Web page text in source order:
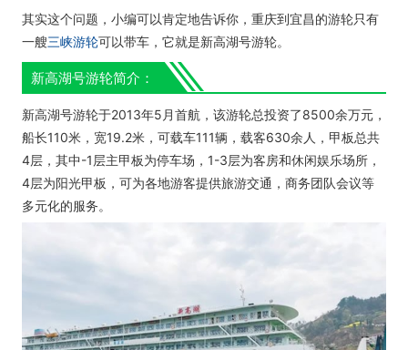
其实这个问题，小编可以肯定地告诉你，重庆到宜昌的游轮只有
一艘三峡游轮可以带车，它就是新高湖号游轮。
新高湖号游轮简介：
新高湖号游轮于2013年5月首航，该游轮总投资了8500余万元，
船长110米，宽19.2米，可载车111辆，载客630余人，甲板总共
4层，其中-1层主甲板为停车场，1-3层为客房和休闲娱乐场所，
4层为阳光甲板，可为各地游客提供旅游交通，商务团队会议等
多元化的服务。